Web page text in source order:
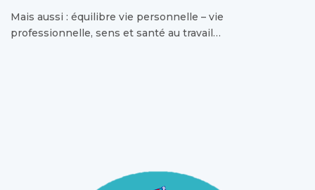
Mais aussi : équilibre vie personnelle – vie
professionnelle, sens et santé au travail…